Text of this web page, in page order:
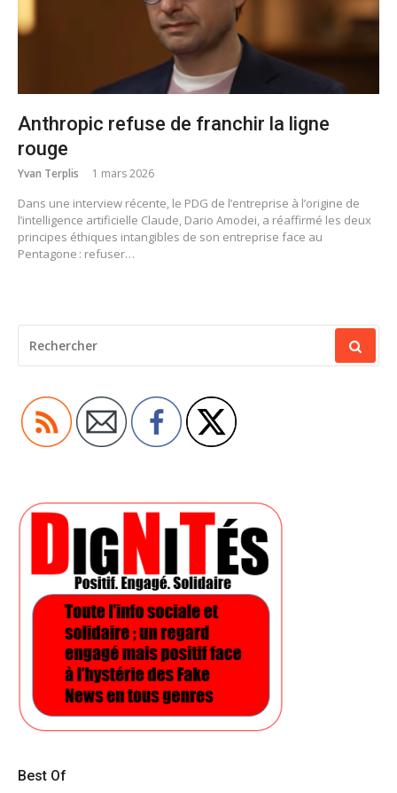
Anthropic refuse de franchir la ligne
rouge
Yvan Terplis 1 mars 2026
Dans une interview récente, le PDG de l’entreprise à l’origine de
l’intelligence artificielle Claude, Dario Amodei, a réaffirmé les deux
principes éthiques intangibles de son entreprise face au
Pentagone : refuser…
POUR
:
Best Of